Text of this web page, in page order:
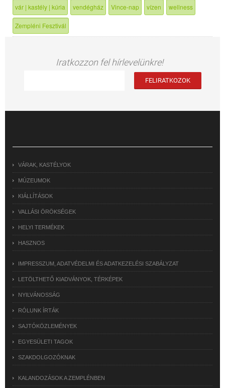
vár | kastély | kúria vendégház Vince-nap vízen wellness
Zempléni Fesztivál
Iratkozzon fel hírlevelünkre!
VÁRAK, KASTÉLYOK
MÚZEUMOK
KIÁLLÍTÁSOK
VALLÁSI ÖRÖKSÉGEK
HELYI TERMÉKEK
HASZNOS
IMPRESSZUM, ADATVÉDELMI ÉS ADATKEZELÉSI SZABÁLYZAT
LETÖLTHETŐ KIADVÁNYOK, TÉRKÉPEK
NYILVÁNOSSÁG
RÓLUNK ÍRTÁK
SAJTÓKÖZLEMÉNYEK
EGYESÜLETI TAGOK
SZAKDOLGOZÓKNAK
KALANDOZÁSOK A ZEMPLÉNBEN